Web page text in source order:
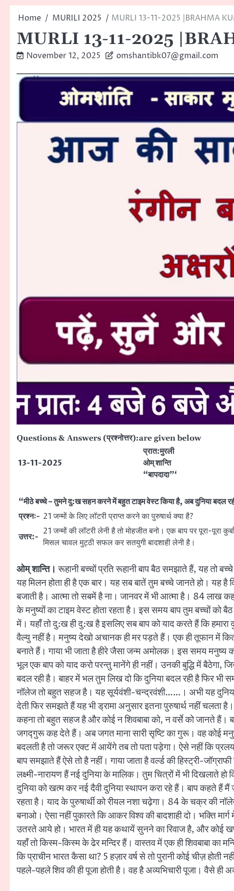
Home MURILI 2025 MURLI 13-11-2025 |BRAHMA
MURLI 13-11-2025
November 12, 2025 omshantibk07@gmail.com
Questions & Answers (प्रश्नोत्तर):are given below
13-11-2025
प्रात:मुरली
ओम् शान्ति
“बापदादा”‘
“मीठे बच्चे – तुमने दु:ख सहन करने में बहुत टाइम वेस्ट किया है, अब दुनिया बदल
प्रश्नः- 21 जन्मों के लिए लॉटरी प्राप्त करने का पुरुषार्थ क्या है?
उत्तर:-
21 जन्मों की लॉटरी लेनी है तो मोहजीत बनो। एक बाप पर पूरा-पूरा
मिसल चावल मुट्ठी सफल कर सतयुगी बादशाही लेनी है।
ओम् शान्ति। रूहानी बच्चों प्रति रूहानी बाप बैठ समझाते हैं, यह तो
यह मिलन होता ही है एक बार। यह सब बातें तुम बच्चे जानते हो। यह है
बजाती है। आत्मा तो सबमें है ना। जानवर में भी आत्मा है। 84 लाख
के मनुष्यों का टाइम वेस्ट होता रहता है। इस समय बाप तुम बच्चों को
में। यहाँ तो दु:ख ही दु:ख है इसलिए सब बाप को याद करते हैं कि
वैल्यु नहीं है। मनुष्य देखो अचानक ही मर पड़ते हैं। एक ही तूफान में
बनाते हैं। गाया भी जाता है हीरे जैसा जन्म अमोलक। इस समय मनुष्य
भूल एक बाप को याद करो परन्तु मानेंगे ही नहीं। उनकी बुद्धि में बैठेगा,
बदल रही है। बाहर में भल तुम लिख दो कि दुनिया बदल रही है फिर
नॉलेज तो बहुत सहज है। यह सूर्यवंशी-चन्द्रवंशी……। अभी यह दुनिया
देती फिर समझते हैं यह भी ड्रामा अनुसार इतना पुरुषार्थ नहीं चलता
कहना तो बहुत सहज है और कोई न शिवबाबा को, न वर्से को जानते हैं।
जगद्गुरू कह देते हैं। अब जगत माना सारी सृष्टि का गुरू। वह कोई
बदलती है तो जरूर एक्ट में आयेंगे तब तो पता पड़ेगा। ऐसे नहीं कि प्रलय
बाप समझाते हैं ऐसे तो है नहीं। गाया जाता है वर्ल्ड की हिस्ट्री-
लक्ष्मी-नारायण हैं नई दुनिया के मालिक। तुम चित्रों में भी दिखलाते हो
दुनिया को खत्म कर नई दैवी दुनिया स्थापन करा रहे हैं। बाप कहते हैं
रहता है। याद के पुरुषार्थी को रीयल नशा चढ़ेगा। 84 के चक्र की
बनाओ। ऐसा नहीं पुकारते कि आकर विश्व की बादशाही दो। भक्ति
उतरते आये हो। भारत में ही यह कथायें सुनने का रिवाज है, और कोई
यहाँ तो किस्म-किस्म के ढेर मन्दिर हैं। वास्तव में एक ही शिवबाबा का
कि प्राचीन भारत कैसा था? 5 हज़ार वर्ष से तो पुरानी कोई चीज़
पहले-पहले शिव की ही पूजा होती है। वह है अव्यभिचारी पूजा। वैसे ही